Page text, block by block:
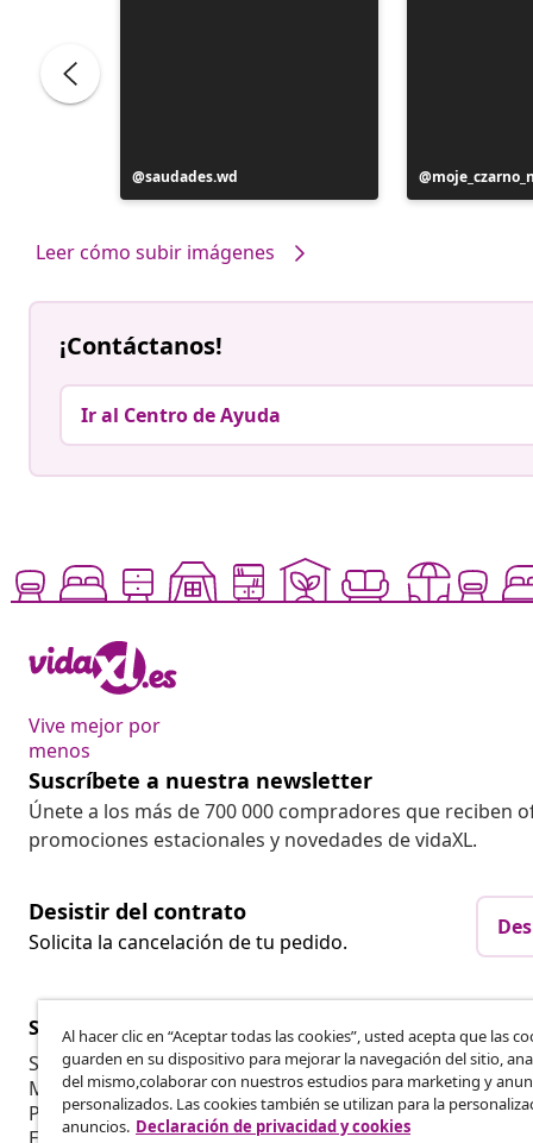
Publicación
realizada
saudades.wd
Publicación
realizada
Leer cómo subir imágenes
¡Contáctanos!
Ir al Centro de Ayuda
Vive mejor por
menos
Suscríbete a nuestra newsletter
Únete a los más de 700 000 compradores que reciben
promociones estacionales y novedades de vidaXL.
Desistir del contrato
Solicita la cancelación de tu pedido.
Servicio al Cliente
Seguimiento del pedido
Mi cuenta
Pago
Empresas
Programa
Producir
Al hacer clic en “Aceptar todas las cookies”, usted acepta que las
guarden en su dispositivo para mejorar la navegación del sitio,
del mismo,colaborar con nuestros estudios para marketing y
personalizados. Las cookies también se utilizan para la
anuncios. Declaración de privacidad y cookies